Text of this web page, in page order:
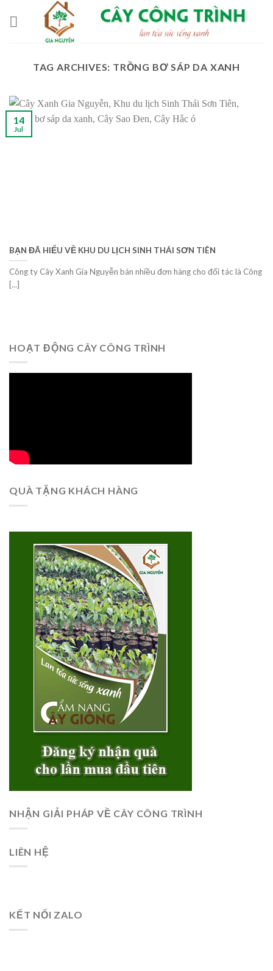
TAG ARCHIVES: TRỒNG BƠ SÁP DA XANH
BẠN ĐÃ HIỂU VỀ KHU DU LỊCH SINH THÁI SƠN TIÊN
Công ty Cây Xanh Gia Nguyễn bán nhiều đơn hàng cho đối tác là Công
[...]
14
Jul
HOẠT ĐỘNG CÂY CÔNG TRÌNH
QUÀ TẶNG KHÁCH HÀNG
NHẬN GIẢI PHÁP VỀ CÂY CÔNG TRÌNH
LIÊN HỆ
KẾT NỐI ZALO